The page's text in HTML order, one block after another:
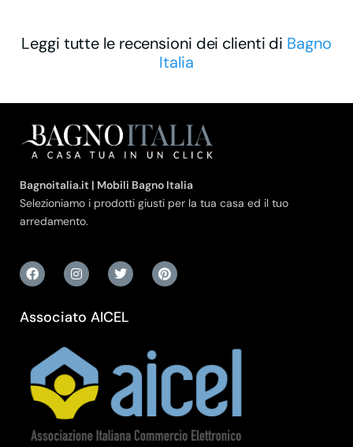
Leggi tutte le recensioni dei clienti di Bagno
Italia
Bagnoitalia.it | Mobili Bagno Italia
Selezioniamo i prodotti giusti per la tua casa ed il tuo
arredamento.
Associato AICEL